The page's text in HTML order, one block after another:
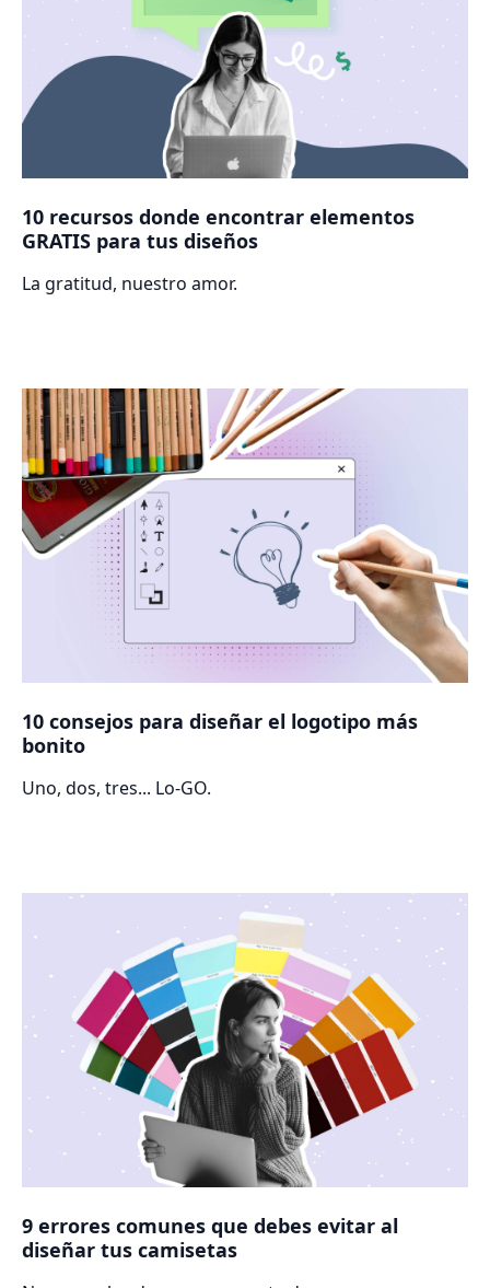
10 recursos donde encontrar elementos
GRATIS para tus diseños
La gratitud, nuestro amor.
10 consejos para diseñar el logotipo más
bonito
Uno, dos, tres... Lo-GO.
9 errores comunes que debes evitar al
diseñar tus camisetas